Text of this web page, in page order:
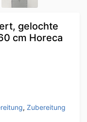
gelochte
cm Horeca
, Zubereitung